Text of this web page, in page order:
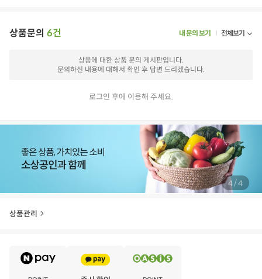
상품문의 6건 내 문의 보기 전체보기
상품에 대한 상품 문의 게시판입니다.
문의하신 내용에 대해서 확인 후 답변 드리겠습니다.
로그인 후에 이용해 주세요.
4/4
상품관리